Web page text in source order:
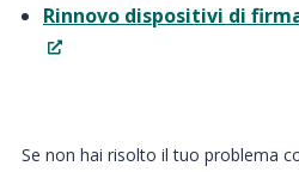
Rinnovo dispositivi di
Se non hai risolto il tuo problema